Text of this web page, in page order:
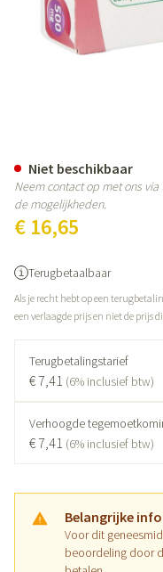
€ 16,65
Terugbetaalbaar
Als je recht hebt op een
een verlaagde prijs en niet de prijs
Terugbetalingstarief
€ 7,41 (6% inclusief btw)
Verhoogde
€ 7,41 (6% inclusief btw)
Belangrijke
Voor dit
beoordeling door
Niet beschikbaar
Neem contact op met ons
de mogelijkheden.